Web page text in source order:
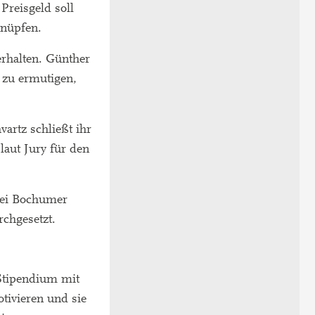
soll
Günther
ermutigen,
schließt ihr
Jury für den
Bochumer
mit
und sie